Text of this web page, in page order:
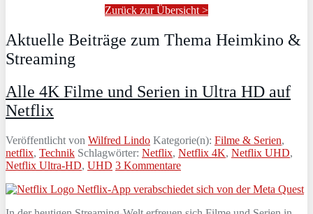
Zurück zur Übersicht >
Aktuelle Beiträge zum Thema Heimkino &
Streaming
Alle 4K Filme und Serien in Ultra HD auf
Netflix
Veröffentlicht von Wilfred Lindo Kategorie(n): Filme & Serien,
netflix, Technik Schlagwörter: Netflix, Netflix 4K, Netflix UHD,
Netflix Ultra-HD, UHD 3 Kommentare